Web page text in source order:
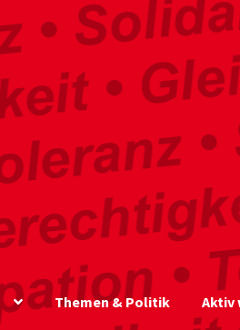
Themen & Politik Aktiv